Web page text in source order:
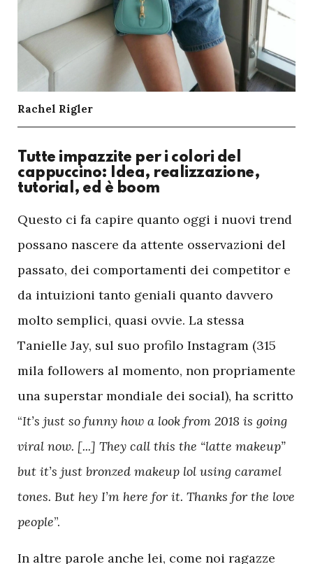
Rachel Rigler
Tutte impazzite per i colori del
cappuccino: Idea, realizzazione,
tutorial, ed è boom
Questo ci fa capire quanto oggi i nuovi trend
possano nascere da attente osservazioni del
passato, dei comportamenti dei competitor e
da intuizioni tanto geniali quanto davvero
molto semplici, quasi ovvie. La stessa
Tanielle Jay, sul suo profilo Instagram (315
mila followers al momento, non propriamente
una superstar mondiale dei social), ha scritto
“It’s just so funny how a look from 2018 is going
viral now. [...] They call this the “latte makeup”
but it’s just bronzed makeup lol using caramel
tones. But hey I’m here for it. Thanks for the love
people”.
In altre parole anche lei, come noi ragazze